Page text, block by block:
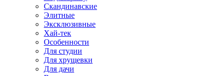
Скандинавские
Элитные
Эксклюзивные
Хай-тек
Особенности
Для студии
Для хрущевки
Для дачи